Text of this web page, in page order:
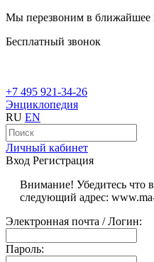
Мы перезвоним в ближайшее
Бесплатный звонок
+7 495 921-34-26
Энциклопедия
RU EN
Личный кабинет
Вход Регистрация
Внимание! Убедитесь что
следующий адрес:
Электронная почта / Логин:
Пароль: